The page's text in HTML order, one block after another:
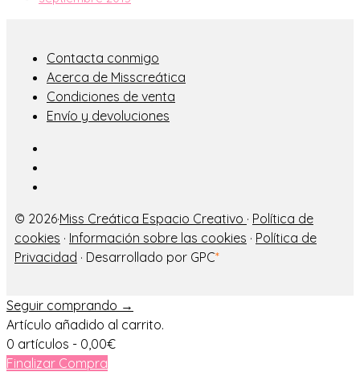
Contacta conmigo
Acerca de Misscreática
Condiciones de venta
Envío y devoluciones
© 2026·Miss Creática Espacio Creativo · Política de
cookies · Información sobre las cookies · Política de
Privacidad · Desarrollado por GPC*
Seguir comprando →
Artículo añadido al carrito.
0 artículos - 0,00€
Finalizar Compra